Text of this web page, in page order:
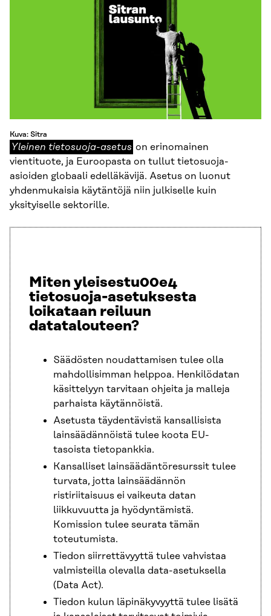
Kuva: Sitra
Yleinen
tietosuoja-
asetus
Yleinen tietosuoja-asetus on erinomainen
vientituote, ja Euroopasta on tullut tietosuoja-
asioiden globaali edelläkävijä. Asetus on luonut
yhdenmukaisia käytäntöjä niin julkiselle kuin
yksityiselle sektorille.
Miten yleisestu00e4
tietosuoja-asetuksesta
loikataan reiluun
datatalouteen?
Säädösten noudattamisen tulee olla
mahdollisimman helppoa. Henkilödatan
käsittelyyn tarvitaan ohjeita ja malleja
parhaista käytännöistä.
Asetusta täydentävistä kansallisista
lainsäädännöistä tulee koota EU-
tasoista tietopankkia.
Kansalliset lainsäädäntöresurssit tulee
turvata, jotta lainsäädännön
ristiriitaisuus ei vaikeuta datan
liikkuvuutta ja hyödyntämistä.
Komission tulee seurata tämän
toteutumista.
Tiedon siirrettävyyttä tulee vahvistaa
valmisteilla olevalla data-asetuksella
(Data Act).
Tiedon kulun läpinäkyvyyttä tulee lisätä